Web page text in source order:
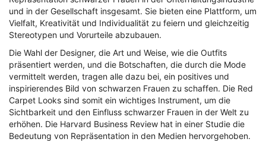
und in der Gesellschaft insgesamt. Sie bieten eine Plattform, um
Vielfalt, Kreativität und Individualität zu feiern und gleichzeitig
Stereotypen und Vorurteile abzubauen.
Die Wahl der Designer, die Art und Weise, wie die Outfits
präsentiert werden, und die Botschaften, die durch die Mode
vermittelt werden, tragen alle dazu bei, ein positives und
inspirierendes Bild von schwarzen Frauen zu schaffen. Die Red
Carpet Looks sind somit ein wichtiges Instrument, um die
Sichtbarkeit und den Einfluss schwarzer Frauen in der Welt zu
erhöhen. Die Harvard Business Review hat in einer Studie die
Bedeutung von Repräsentation in den Medien hervorgehoben.